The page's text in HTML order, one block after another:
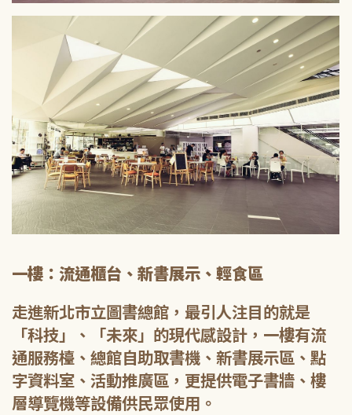
一樓：流通櫃台、新書展示、輕食區
走進新北市立圖書總館，最引人注目的就是
「科技」、「未來」的現代感設計，一樓有流
通服務檯、總館自助取書機、新書展示區、點
字資料室、活動推廣區，更提供電子書牆、樓
層導覽機等設備供民眾使用。